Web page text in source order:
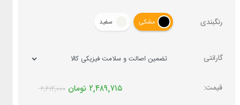
رنگبندی مشکی سفید
گارانتی
۲,۶۱۴,۰۰۰ تومان ۲,۴۸۹,۷۱۵